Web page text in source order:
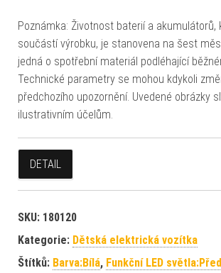
Poznámka: Životnost baterií a
součástí výrobku, je stanovena na šest
jedná o spotřební materiál podléhající
Technické parametry se mohou kdykoli
předchozího upozornění. Uvedené obrázky
ilustrativním účelům.
DETAIL
SKU: 180120
Kategorie: Dětská elektrická vozítka
Štítků: Barva:Bílá, Funkční LED